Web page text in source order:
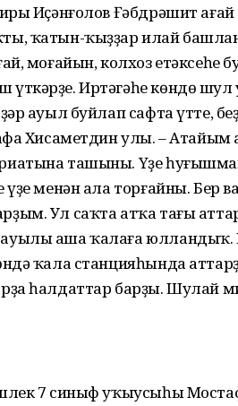
Иҫәнғолов Ғәбдрәшит ағай
ҡатын-ҡыҙҙар илай
моғайын, колхоз етәксеһе
Иртәгәһе көндө шул
ауыл буйлап сафта үтте,
Хисаметдин улы. – Атайым
ташыны. Үҙе
менән ала торғайны. Бер
Ул саҡта атҡа тағы
аша ҡалаға юлландыҡ.
ҡала станцияһында
һалдаттар барҙы. Шулай
7 синыф уҡыусыһы